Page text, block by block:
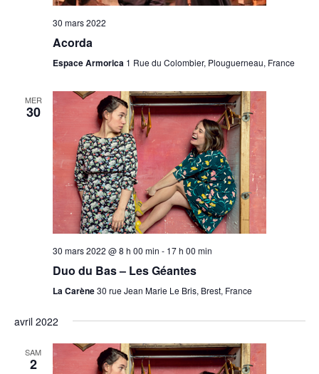
30 mars 2022
Acorda
Espace Armorica 1 Rue du Colombier, Plouguerneau, France
MER
30
30 mars 2022 @ 8 h 00 min - 17 h 00 min
Duo du Bas – Les Géantes
La Carène30 rue Jean Marie Le Bris, Brest, France
avril 2022
SAM
2